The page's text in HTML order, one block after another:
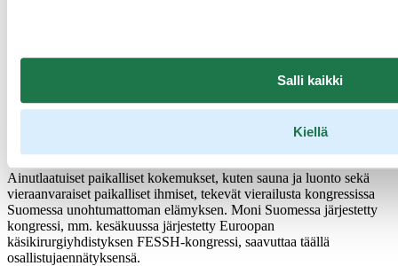
Salli kaikki
Kiellä
Muita tekijöitä ovat verkostoituminen (62 %) ja oman työn esittely
(57 %). Myös Suomi isäntämaana kiinnostaa, sillä moni
kongressiosallistuja saapuu Suomeen ensimmäistä, muttei suinkaan
viimeistä, kertaa. Moni harkitsee Suomea matkakohteena myös
Ainutlaatuiset paikalliset kokemukset, kuten sauna ja luonto sekä
vieraanvaraiset paikalliset ihmiset, tekevät vierailusta kongressissa
Suomessa unohtumattoman elämyksen. Moni Suomessa järjestetty
kongressi, mm. kesäkuussa järjestetty Euroopan
käsikirurgiyhdistyksen FESSH-kongressi, saavuttaa täällä
osallistujaennätyksensä.